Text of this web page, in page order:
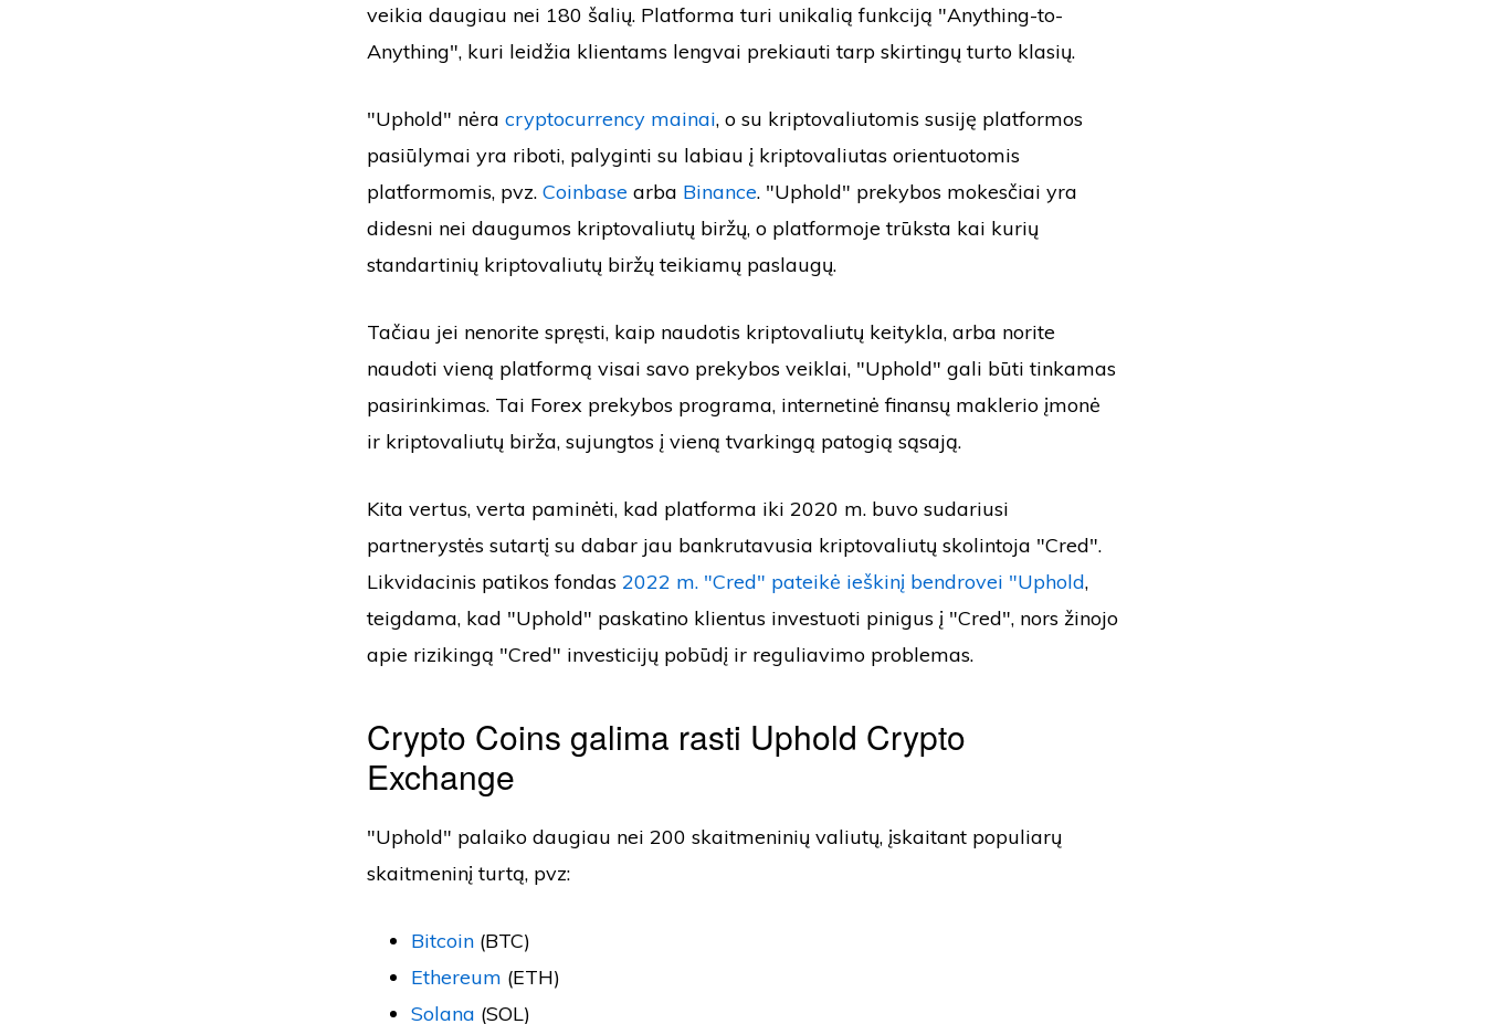
veikia daugiau nei 180 šalių. Platforma turi unikalią funkciją "Anything-to-
Anything", kuri leidžia klientams lengvai prekiauti tarp skirtingų turto klasių.
"Uphold" nėra cryptocurrency mainai, o su kriptovaliutomis susiję platformos
pasiūlymai yra riboti, palyginti su labiau į kriptovaliutas orientuotomis
platformomis, pvz. Coinbase arba Binance. "Uphold" prekybos mokesčiai yra
didesni nei daugumos kriptovaliutų biržų, o platformoje trūksta kai kurių
standartinių kriptovaliutų biržų teikiamų paslaugų.
Tačiau jei nenorite spręsti, kaip naudotis kriptovaliutų keitykla, arba norite
naudoti vieną platformą visai savo prekybos veiklai, "Uphold" gali būti tinkamas
pasirinkimas. Tai Forex prekybos programa, internetinė finansų maklerio įmonė
ir kriptovaliutų birža, sujungtos į vieną tvarkingą patogią sąsają.
Kita vertus, verta paminėti, kad platforma iki 2020 m. buvo sudariusi
partnerystės sutartį su dabar jau bankrutavusia kriptovaliutų skolintoja "Cred".
Likvidacinis patikos fondas 2022 m. "Cred" pateikė ieškinį bendrovei "Uphold,
teigdama, kad "Uphold" paskatino klientus investuoti pinigus į "Cred", nors žinojo
apie rizikingą "Cred" investicijų pobūdį ir reguliavimo problemas.
Crypto Coins galima rasti Uphold Crypto
Exchange
"Uphold" palaiko daugiau nei 200 skaitmeninių valiutų, įskaitant populiarų
skaitmeninį turtą, pvz:
Bitcoin (BTC)
Ethereum (ETH)
Solana (SOL)